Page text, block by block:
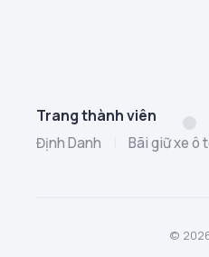
Trang thành viên
Định Danh Bãi giữ xe ô
©